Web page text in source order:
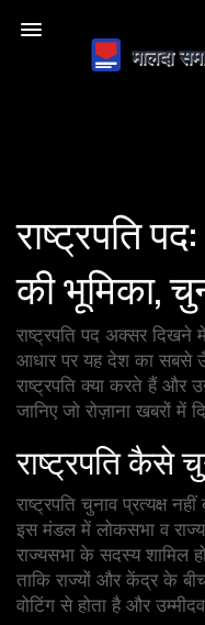
राष्ट्रपति
की भूमिका,
राष्ट्रपति पद अक्सर
आधार पर यह देश का
राष्ट्रपति क्या करते हैं और
जानिए जो रोज़ाना खबरों में
राष्ट्रपति कैसे
राष्ट्रपति चुनाव प्रत्यक्ष
इस मंडल में लोकसभा व
राज्यसभा के सदस्य शामिल
ताकि राज्यों और केंद्र के
वोटिंग से होता है और